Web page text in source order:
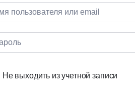
Не выходить из учетной записи